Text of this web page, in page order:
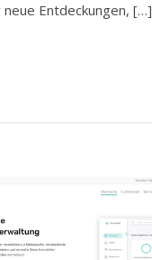
Entdeckungen, […]